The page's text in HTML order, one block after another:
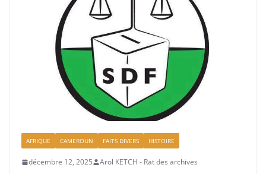
AFRIQUE CAMEROUN FAITS DIVERS HISTOIRE
décembre 12, 2025 Arol KETCH - Rat des archives